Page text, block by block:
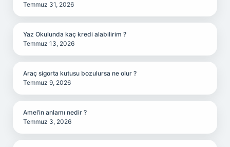
Temmuz 31, 2026
Yaz Okulunda kaç kredi alabilirim ?
Temmuz 13, 2026
Araç sigorta kutusu bozulursa ne olur ?
Temmuz 9, 2026
Amel’in anlamı nedir ?
Temmuz 3, 2026